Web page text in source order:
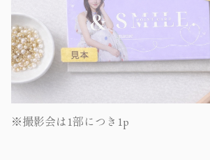
※撮影会は1部につき1p